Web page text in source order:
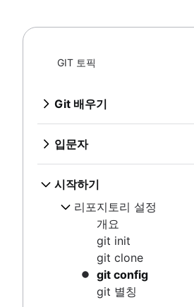
Git bash
Gitk
Git-show
Bitbucket Cloud로 브랜칭 알
아보기
입문자
버전 제어란
Git이 조직에 필요한 이유
Git 설치
Git SSH
Git archive
GitOps
Git 치트 시트
리포지토리 설정
개요
git init
git 별칭
변경 사항 저장(Git add)
Git 커밋
git stash
.gitignore
리포지토리 검사
git tag
git blame
변경 내용 실행 취소
git clean
기록 다시 쓰기
GIT 토픽
Git 배우기
Git 명령
Bitbucket Cloud에서
보기
알아보기
Bitbucket Cloud로 브
Bitbucket Cloud로 변
소하는 방법 알아보기
입문자
버전 제어란
소스 코드 관리
Git이란
Git이 조직에 필요한 이
Git 설치
Git SSH
Git archive
GitOps
Git 치트 시트
시작하기
리포지토리 설정
개요
git init
git clone
git config
git 별칭